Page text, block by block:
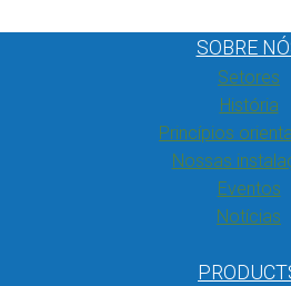
SOBRE
Setores
História
Princípios
Nossas
Eventos
Notícias